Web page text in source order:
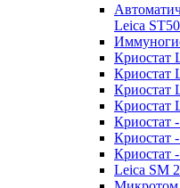
Leica
Криостат
Криостат
Криостат
Криостат
Криостат
Криостат
Криостат
Leica SM